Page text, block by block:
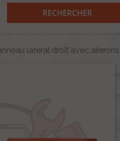
lateral droit avec